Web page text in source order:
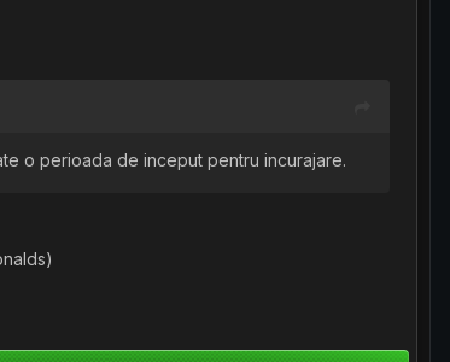
o perioada de inceput pentru incurajare.